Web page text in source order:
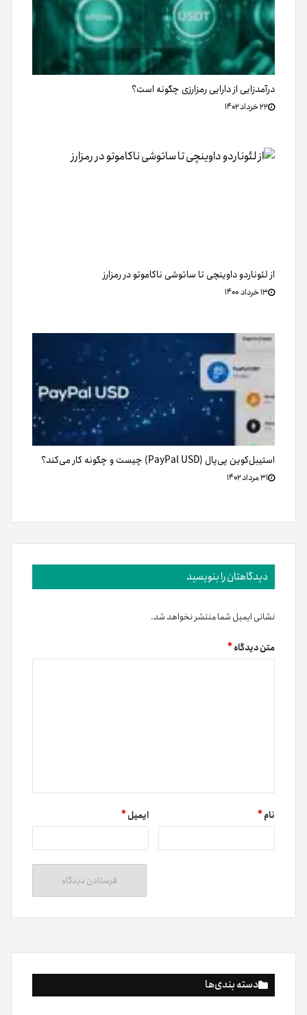
دسته بندی‌ها
درآمدزایی از دارایی رمزارزی چگونه است؟
۲۲ خرداد ۱۴۰۲
از لئوناردو داوینچی تا ساتوشی ناکاموتو در رمزارز
۱۳ خرداد ۱۴۰۰
استیبل‌کوین پی‌پال (PayPal USD) چیست و چگونه کار می‌کند؟
۳۱ مرداد ۱۴۰۲
دیدگاهتان را بنویسید
نشانی ایمیل شما منتشر نخواهد شد.
متن دیدگاه*
نام* ایمیل*